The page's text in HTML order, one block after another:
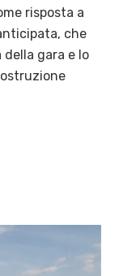
risposta a
che
gara e lo